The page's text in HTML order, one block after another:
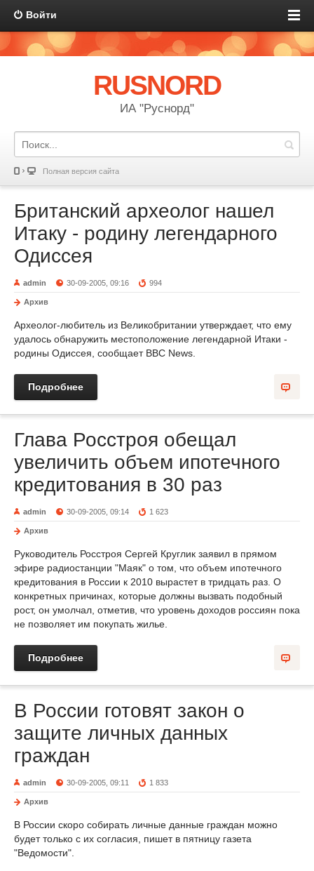
Войти
RUSNORD
ИА "Руснорд"
Полная версия сайта
Британский археолог нашел
Итаку - родину легендарного
Одиссея
admin 30-09-2005, 09:16 994
Архив
Археолог-любитель из Великобритании утверждает, что ему
удалось обнаружить местоположение легендарной Итаки -
родины Одиссея, сообщает BBC News.
Подробнее
Глава Росстроя обещал
увеличить объем ипотечного
кредитования в 30 раз
admin 30-09-2005, 09:14 1 623
Архив
Руководитель Росстроя Сергей Круглик заявил в прямом
эфире радиостанции "Маяк" о том, что объем ипотечного
кредитования в России к 2010 вырастет в тридцать раз. О
конкретных причинах, которые должны вызвать подобный
рост, он умолчал, отметив, что уровень доходов россиян пока
не позволяет им покупать жилье.
Подробнее
В России готовят закон о
защите личных данных
граждан
admin 30-09-2005, 09:11 1 833
Архив
В России скоро собирать личные данные граждан можно
будет только с их согласия, пишет в пятницу газета
"Ведомости".